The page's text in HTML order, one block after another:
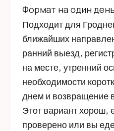
Формат на один день
Подходит для
ближайших
ранний выезд,
на месте, утренний
необходимости
днем и возвращение
Этот вариант хорош,
проверено или вы